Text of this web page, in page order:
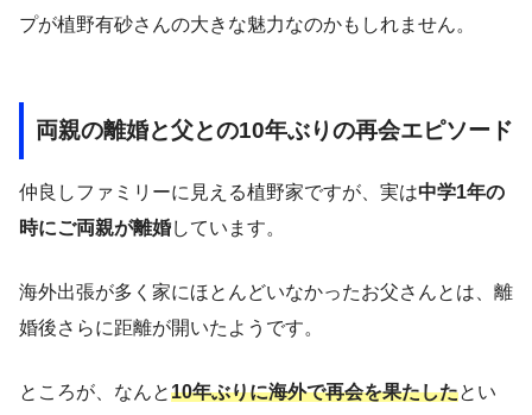
プが植野有砂さんの大きな魅力なのかもしれません。
両親の離婚と父との10年ぶりの再会エピソード
仲良しファミリーに見える植野家ですが、実は中学1年の
時にご両親が離婚しています。
海外出張が多く家にほとんどいなかったお父さんとは、離
婚後さらに距離が開いたようです。
ところが、なんと10年ぶりに海外で再会を果たしたとい